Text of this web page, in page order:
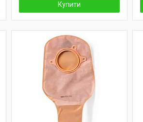
Купити